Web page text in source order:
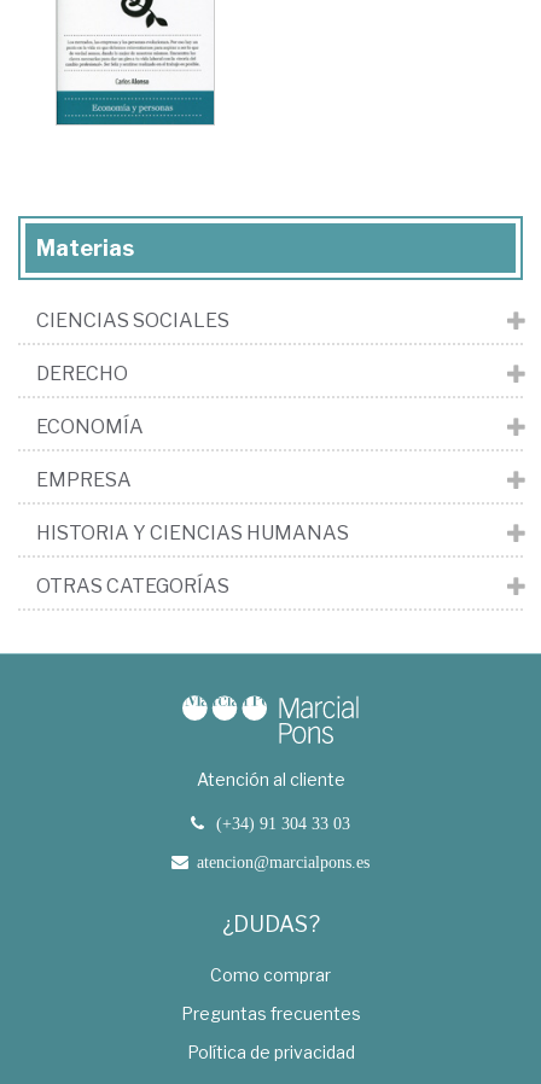
Materias
CIENCIAS SOCIALES
DERECHO
ECONOMÍA
EMPRESA
HISTORIA Y CIENCIAS HUMANAS
OTRAS CATEGORÍAS
Atención al cliente
(+34) 91 304 33 03
atencion@marcialpons.es
¿DUDAS?
Como comprar
Preguntas frecuentes
Política de privacidad